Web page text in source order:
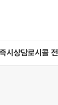
시상담로시콜